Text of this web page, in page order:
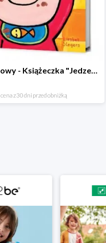
Hit cenowy - Książeczka "Jedzenie"
z 30 dni przed obniżką